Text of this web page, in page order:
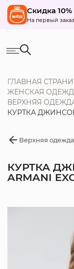
Скидка 10%
На первый
ГЛАВНАЯ
ЖЕНСКАЯ
ВЕРХНЯЯ
КУРТКА
Верхняя одежда
КУРТКА
ARMANI